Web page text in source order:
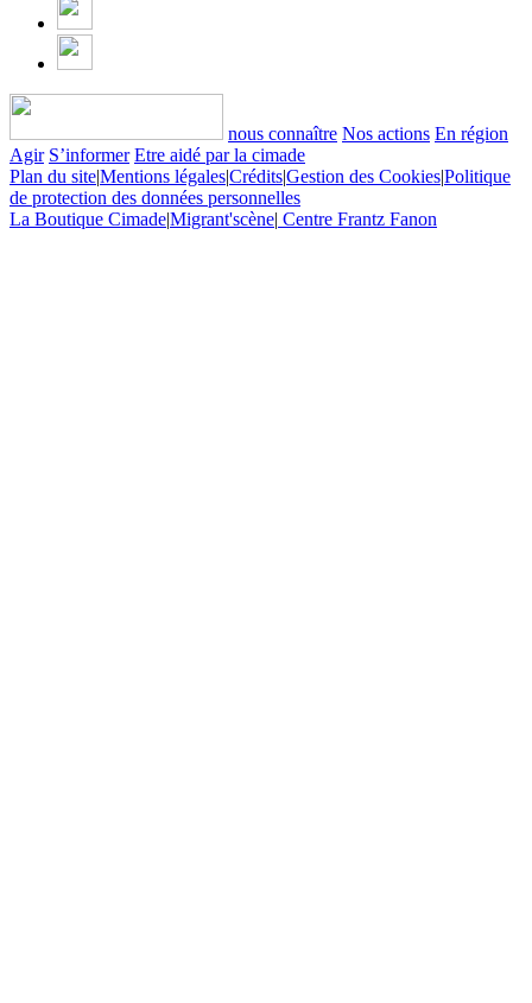
nous connaître Nos actions En région
Agir S’informer Etre aidé par la cimade
Plan du site|Mentions légales|Crédits|Gestion des Cookies|Politique
de protection des données personnelles
La Boutique Cimade|Migrant'scène| Centre Frantz Fanon